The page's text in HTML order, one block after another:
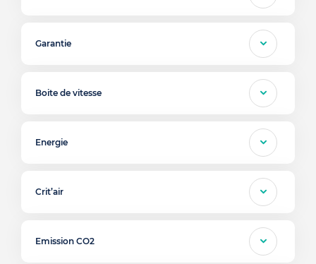
Garantie
Boite de vitesse
Energie
Crit’air
Emission CO2